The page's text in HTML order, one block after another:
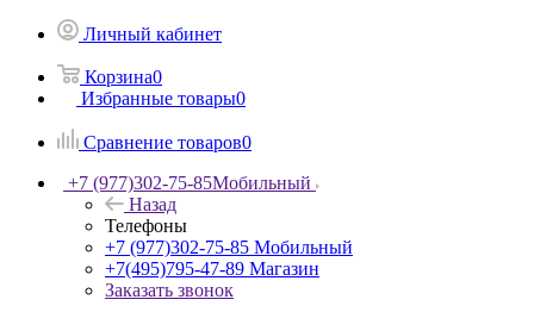
Личный кабинет
Корзина0
Избранные товары0
Сравнение товаров0
+7 (977)302-75-85Мобильный
Назад
Телефоны
+7 (977)302-75-85 Мобильный
+7(495)795-47-89 Магазин
Заказать звонок